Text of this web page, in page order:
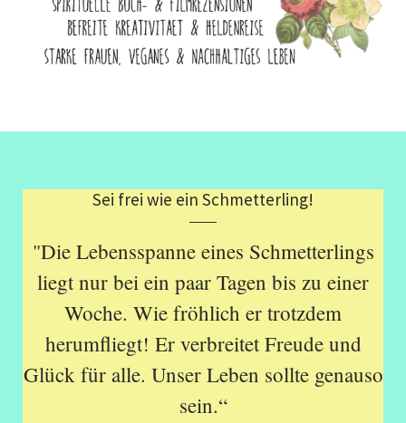
Sei frei wie ein Schmetterling!
"Die Lebensspanne eines Schmetterlings
liegt nur bei ein paar Tagen bis zu einer
Woche. Wie fröhlich er trotzdem
herumfliegt! Er verbreitet Freude und
Glück für alle. Unser Leben sollte genauso
sein.“